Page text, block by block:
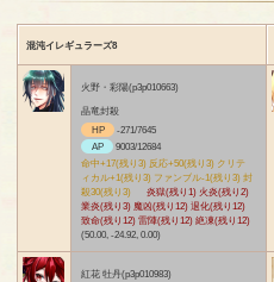
混沌イレギュラーズ8
火野・彩陽(p3p010663)
晶竜封殺
HP
-271/7645
AP
9003/12684
命中+17(残り3) 反応+50(残り3) クリテ
ィカル+1(残り3) ファンブル-1(残り3) 封
殺30(残り3)
炎獄(残り1) 火炎(残り2)
業炎(残り3) 魔凶(残り12) 退化(残り12)
致命(残り12) 雷陣(残り12) 絶凍(残り12)
(50.00, -24.92, 0.00)
紅花 牡丹(p3p010983)